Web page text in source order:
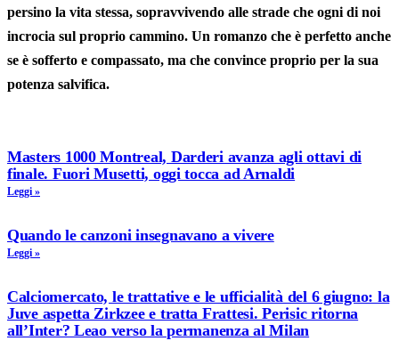
persino la vita stessa, sopravvivendo alle strade che ogni di noi
incrocia sul proprio cammino. Un romanzo che è perfetto anche
se è sofferto e compassato, ma che convince proprio per la sua
potenza salvifica.
Masters 1000 Montreal, Darderi avanza agli ottavi di
finale. Fuori Musetti, oggi tocca ad Arnaldi
Leggi »
Quando le canzoni insegnavano a vivere
Leggi »
Calciomercato, le trattative e le ufficialità del 6 giugno: la
Juve aspetta Zirkzee e tratta Frattesi. Perisic ritorna
all’Inter? Leao verso la permanenza al Milan